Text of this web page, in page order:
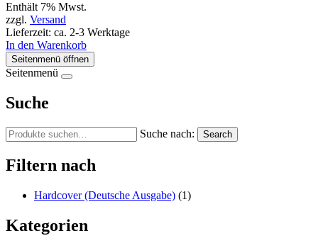
Enthält 7% Mwst.
zzgl. Versand
Lieferzeit: ca. 2-3 Werktage
In den Warenkorb
Seitenmenü öffnen
Seitenmenü
Suche
Suche nach: Search
Filtern nach
Hardcover (Deutsche Ausgabe) (1)
Kategorien